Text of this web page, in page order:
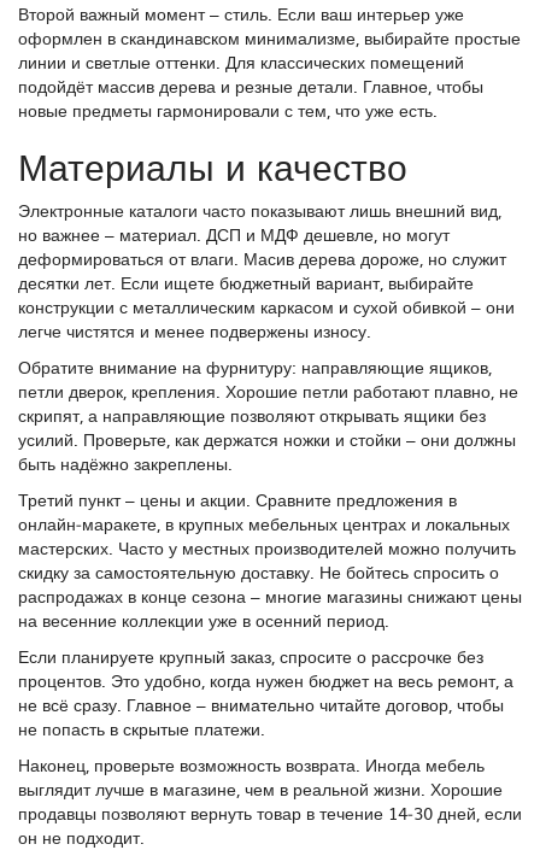
Второй важный момент – стиль. Если ваш интерьер уже
оформлен в скандинавском минимализме, выбирайте простые
линии и светлые оттенки. Для классических помещений
подойдёт массив дерева и резные детали. Главное, чтобы
новые предметы гармонировали с тем, что уже есть.
Материалы и качество
Электронные каталоги часто показывают лишь внешний вид,
но важнее – материал. ДСП и МДФ дешевле, но могут
деформироваться от влаги. Масив дерева дороже, но служит
десятки лет. Если ищете бюджетный вариант, выбирайте
конструкции с металлическим каркасом и сухой обивкой – они
легче чистятся и менее подвержены износу.
Обратите внимание на фурнитуру: направляющие ящиков,
петли дверок, крепления. Хорошие петли работают плавно, не
скрипят, а направляющие позволяют открывать ящики без
усилий. Проверьте, как держатся ножки и стойки – они должны
быть надёжно закреплены.
Третий пункт – цены и акции. Сравните предложения в
онлайн‑маракете, в крупных мебельных центрах и локальных
мастерских. Часто у местных производителей можно получить
скидку за самостоятельную доставку. Не бойтесь спросить о
распродажах в конце сезона – многие магазины снижают цены
на весенние коллекции уже в осенний период.
Если планируете крупный заказ, спросите о рассрочке без
процентов. Это удобно, когда нужен бюджет на весь ремонт, а
не всё сразу. Главное – внимательно читайте договор, чтобы
не попасть в скрытые платежи.
Наконец, проверьте возможность возврата. Иногда мебель
выглядит лучше в магазине, чем в реальной жизни. Хорошие
продавцы позволяют вернуть товар в течение 14‑30 дней, если
он не подходит.